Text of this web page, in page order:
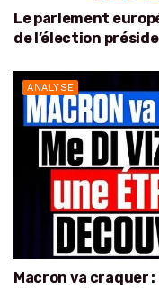
Le parlement
de l’élection
ANALYSE
Macron va craquer